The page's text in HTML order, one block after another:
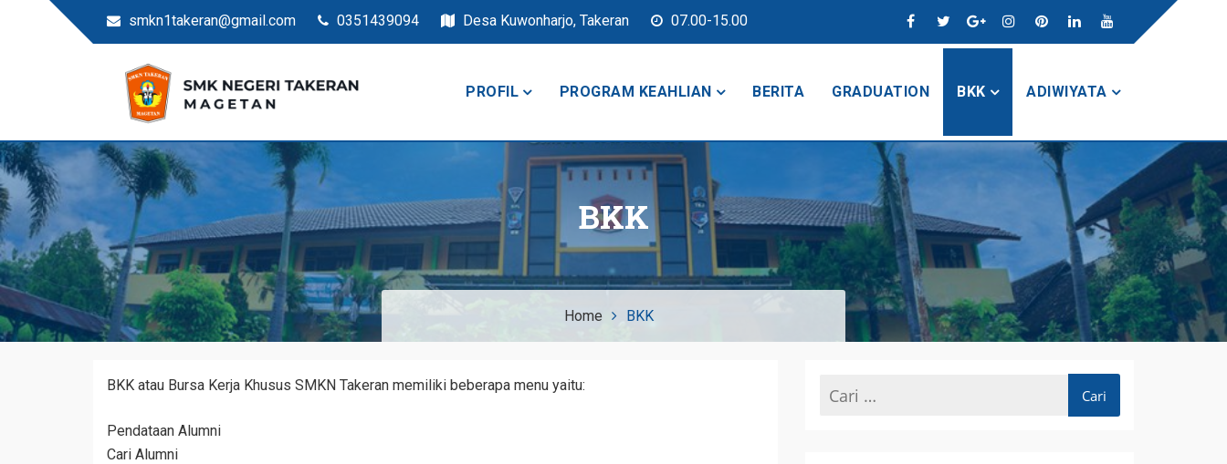
smkn1takeran@gmail.com 0351439094 Desa Kuwonharjo, Takeran 07.00-15.00
Situs Resmi SMKN Takeran
SMK Negeri Takeran
PROFIL PROGRAM KEAHLIAN BERITA GRADUATION BKK ADIWIYATA
BKK
Home BKK
BKK atau Bursa Kerja Khusus SMKN Takeran memiliki beberapa menu yaitu:
Pendataan Alumni
Cari Alumni